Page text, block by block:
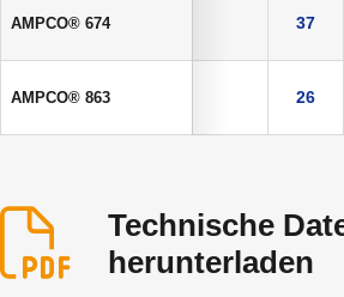
AMPCO® 674 37
AMPCO® 863 26
Technische
herunterladen